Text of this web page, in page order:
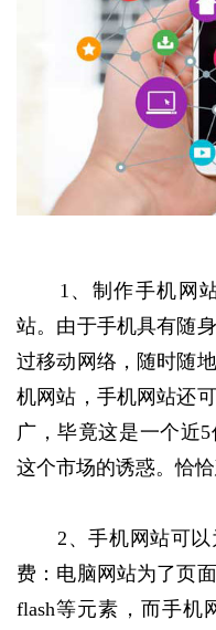
1、制作手机网站
站。由于手机具有随
过移动网络，随时随
机网站，手机网站还
广，毕竟这是一个近
这个市场的诱惑。恰
2、手机网站可以
费：电脑网站为了页
flash等元素，而手机